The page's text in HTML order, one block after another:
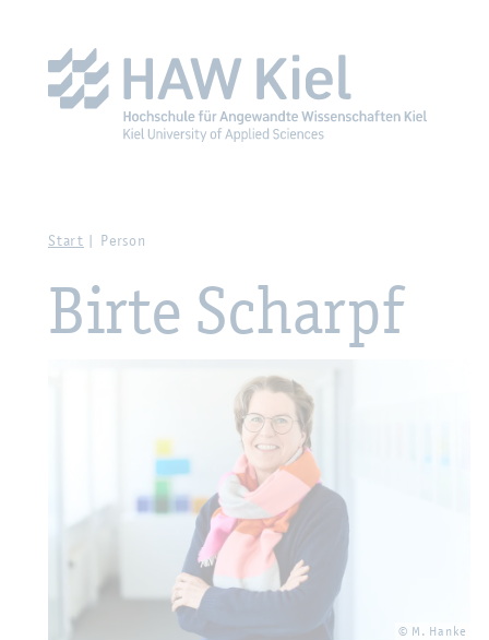
Start Per­son
Birte Schar­pf
© M. Hanke